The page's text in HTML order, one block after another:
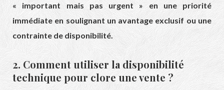
« important mais pas urgent » en une priorité
immédiate en soulignant un avantage exclusif ou une
contrainte de disponibilité.
2. Comment utiliser la disponibilité
technique pour clore une vente ?